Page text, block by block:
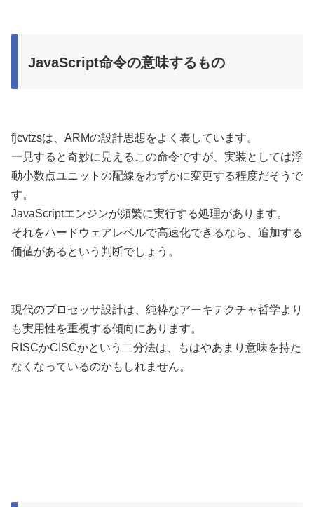
JavaScript命令の意味するもの
fjcvtzsは、ARMの設計思想をよく表しています。
一見すると奇妙に見えるこの命令ですが、実装としては浮
動小数点ユニットの配線をわずかに変更する程度だそうで
す。
JavaScriptエンジンが頻繁に実行する処理があります。
それをハードウェアレベルで高速化できるなら、追加する
価値があるという判断でしょう。
現代のプロセッサ設計は、純粋なアーキテクチャ哲学より
も実用性を重視する傾向にあります。
RISCかCISCかという二分法は、もはやあまり意味を持た
なくなっているのかもしれません。